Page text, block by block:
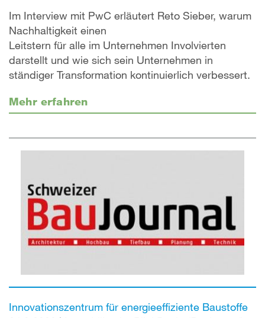
Im Interview mit PwC erläutert Reto Sieber, warum
Nachhaltigkeit einen
Leitstern für alle im Unternehmen Involvierten
darstellt und wie sich sein Unternehmen in
ständiger Transformation kontinuierlich verbessert.
Mehr erfahren
Innovationszentrum für energieeffiziente Baustoffe